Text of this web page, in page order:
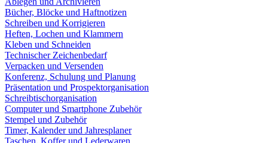
Bücher, Blöcke und Haftnotizen
Schreiben und Korrigieren
Heften, Lochen und Klammern
Kleben und Schneiden
Technischer Zeichenbedarf
Verpacken und Versenden
Konferenz, Schulung und Planung
Präsentation und Prospektorganisation
Schreibtischorganisation
Computer und Smartphone Zubehör
Stempel und Zubehör
Timer, Kalender und Jahresplaner